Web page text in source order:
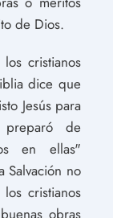
de Dios.
cristianos
dice que
Jesús para
de
en ellas"
Salvación no
cristianos
obras